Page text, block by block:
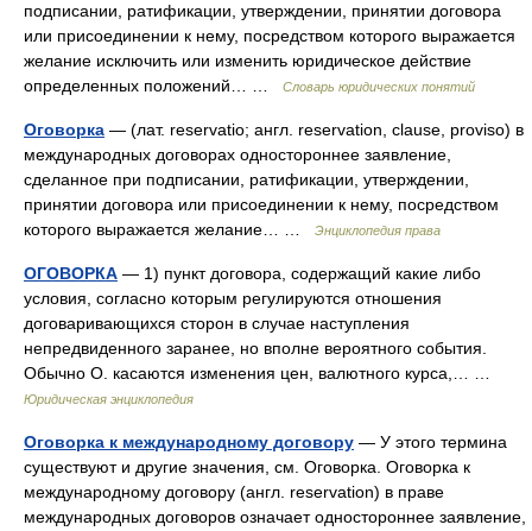
подписании, ратификации, утверждении, принятии договора
или присоединении к нему, посредством которого выражается
желание исключить или изменить юридическое действие
определенных положений… …
Словарь юридических понятий
Оговорка — (лат. reservatio; англ. reservation, clause, proviso) в
международных договорах одностороннее заявление,
сделанное при подписании, ратификации, утверждении,
принятии договора или присоединении к нему, посредством
которого выражается желание… …
Энциклопедия права
ОГОВОРКА — 1) пункт договора, содержащий какие либо
условия, согласно которым регулируются отношения
договаривающихся сторон в случае наступления
непредвиденного заранее, но вполне вероятного события.
Обычно О. касаются изменения цен, валютного курса,… …
Юридическая энциклопедия
Оговорка к международному договору — У этого термина
существуют и другие значения, см. Оговорка. Оговорка к
международному договору (англ. reservation) в праве
международных договоров означает одностороннее заявление,